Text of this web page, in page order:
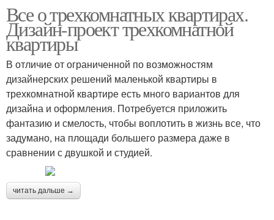
Все о трехкомнатных квартирах.
Дизайн-проект трехкомнатной
квартиры
В отличие от ограниченной по возможностям
дизайнерских решений маленькой квартиры в
трехкомнатной квартире есть много вариантов для
дизайна и оформления. Потребуется приложить
фантазию и смелость, чтобы воплотить в жизнь все, что
задумано, на площади большего размера даже в
сравнении с двушкой и студией.
читать дальше →